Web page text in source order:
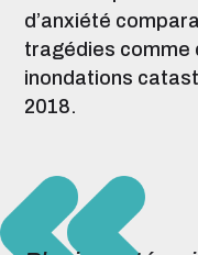
d’anxiété
tragédies comme
inondations
2018.